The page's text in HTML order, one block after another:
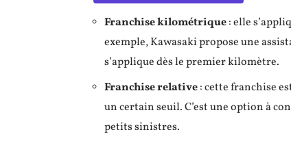
Franchise kilométrique: elle
exemple, Kawasaki propose une
s’applique dès le premier kilomètre.
Franchise relative: cette franchise
un certain seuil. C’est une option à
petits sinistres.